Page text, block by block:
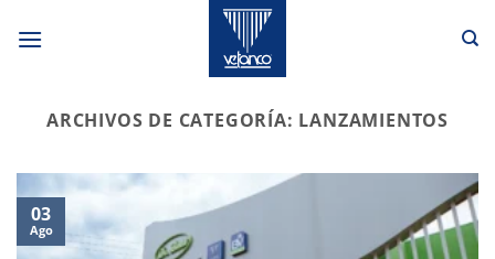
ARCHIVOS DE CATEGORÍA: LANZAMIENTOS
03
Ago